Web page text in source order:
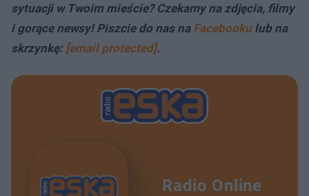
sytuacji w Twoim mieście? Czekamy na zdjęcia, filmy
i gorące newsy! Piszcie do nas na Facebookulub na
skrzynkę: [email protected].
Radio Online